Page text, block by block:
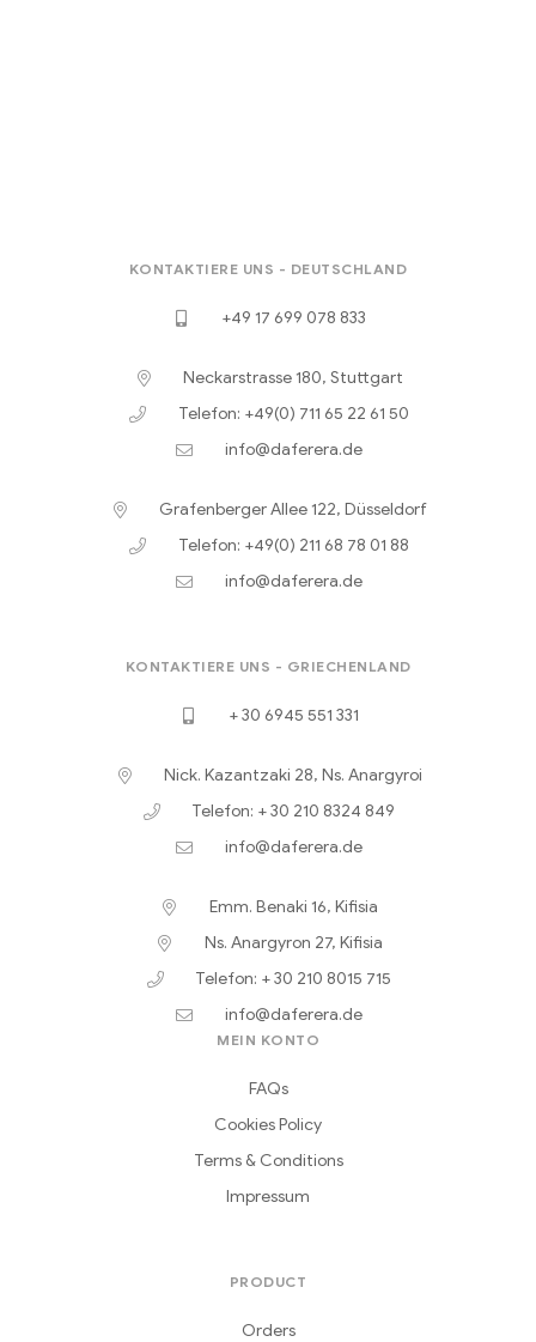
KONTAKTIERE UNS - DEUTSCHLAND
+49 17 699 078 833
Neckarstrasse 180, Stuttgart
Telefon: +49(0) 711 65 22 61 50
info@daferera.de
Grafenberger Allee 122, Düsseldorf
Telefon: +49(0) 211 68 78 01 88
info@daferera.de
KONTAKTIERE UNS - GRIECHENLAND
+ 30 6945 551 331
Nick. Kazantzaki 28, Ns. Anargyroi
Telefon: + 30 210 8324 849
info@daferera.de
Emm. Benaki 16, Kifisia
Ns. Anargyron 27, Kifisia
Telefon: + 30 210 8015 715
info@daferera.de
MEIN KONTO
FAQs
Cookies Policy
Terms & Conditions
Impressum
PRODUCT
Orders